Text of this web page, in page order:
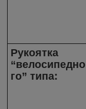
Рукоятка
“велосипедно
го” типа: